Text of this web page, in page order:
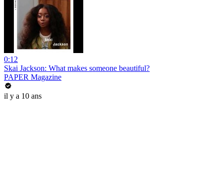
0:12
Skai Jackson: What makes someone beautiful?
PAPER Magazine
il y a 10 ans